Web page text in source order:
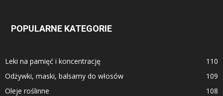
POPULARNE KATEGORIE
Leki na pamięć i koncentrację
110
Odżywki, maski, balsamy do włosów
109
Oleje roślinne
108